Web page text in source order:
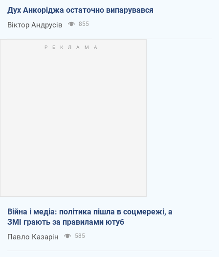
Дух Анкоріджа остаточно випарувався
Віктор Андрусів 855
Війна і медіа: політика пішла в соцмережі, а
ЗМІ грають за правилами ютуб
Павло Казарін 585